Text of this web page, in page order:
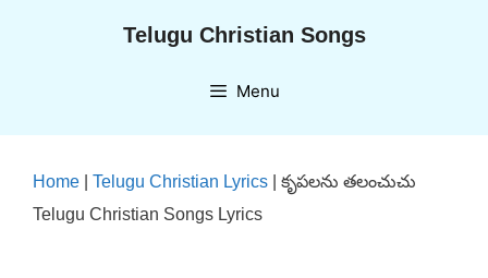
Telugu Christian Songs
Menu
Home Telugu Christian Lyrics
కృపలను తలంచుచు
Telugu Christian Songs Lyrics